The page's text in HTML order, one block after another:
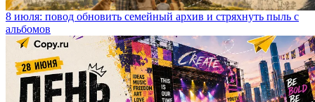
8 июля: повод обновить семейный архив и стряхнуть пыль с
альбомов